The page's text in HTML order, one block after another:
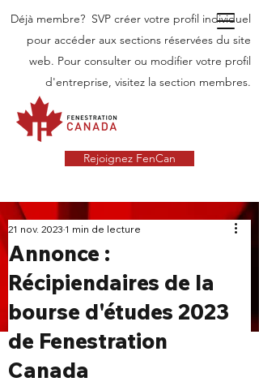
Déjà membre? SVP créer votre profil individuel
pour accéder aux sections réservées du site
web. Pour consulter ou modifier votre profil
d'entreprise, visitez la section membres.
Rejoignez FenCan
INDUSTRIE
NOUVELLES
Dernières nouvelles dans l'industrie des
portes et fenêtres au Canada
Annonce :
Récipiendaires de la
bourse d'études 2023
de Fenestration
Canada
21 nov. 2023 1 min de lecture